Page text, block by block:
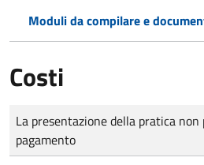
Moduli da compilare e
Costi
Tipo di pagamento
Importo
La presentazione della pratica non
pagamento